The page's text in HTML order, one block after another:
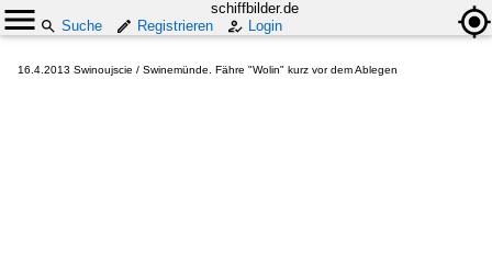
schiffbilder.de
Suche
Registrieren Login
16.4.2013 Swinoujscie / Swinemünde. Fähre "Wolin" kurz vor dem Ablegen